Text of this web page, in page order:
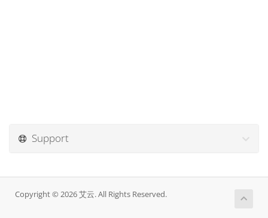
Support
Copyright © 2026 艾云. All Rights Reserved.